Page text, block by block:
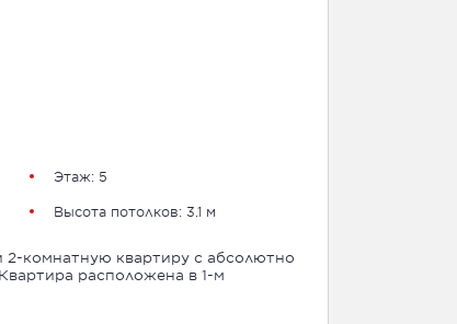
Этаж: 5
Высота потолков: 3.1 м
комнатную квартиру с абсолютно